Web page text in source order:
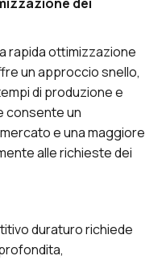
rapida ottimizzazione
un approccio snello,
di produzione e
consente un
e una maggiore
alle richieste dei
duraturo richiede